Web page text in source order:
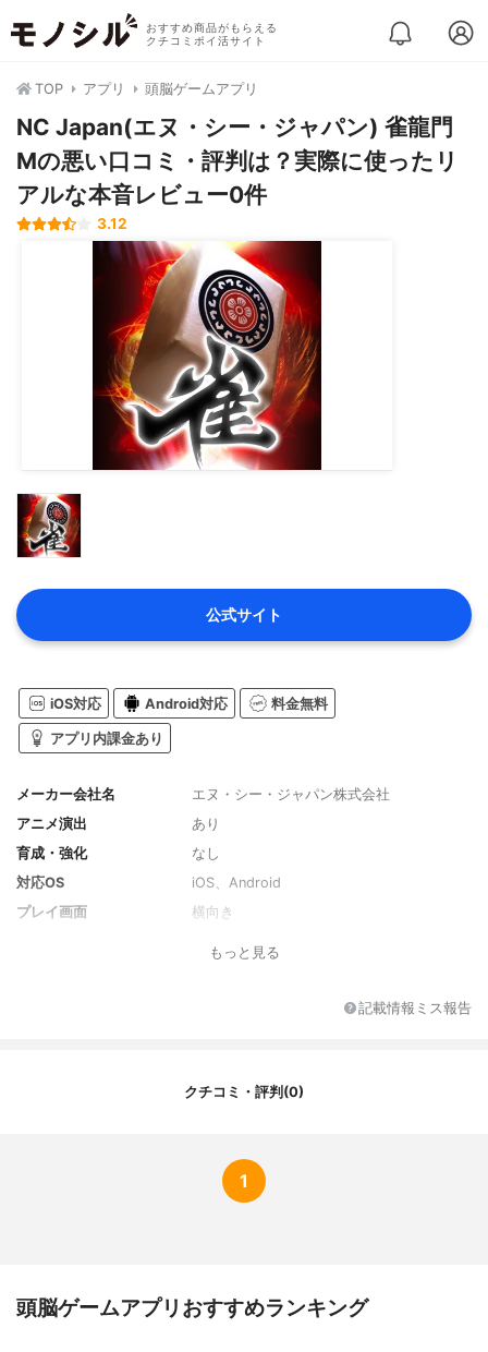
おすすめ商品がもらえる
クチコミポイ活サイト
TOP アプリ 頭脳ゲームアプリ
NC Japan(エヌ・シー・ジャパン) 雀龍門
Mの悪い口コミ・評判は？実際に使ったリ
アルな本音レビュー0件
3.12
公式サイト
iOS対応 Android対応 料金無料
アプリ内課金あり
メーカー会社名
エヌ・シー・ジャパン株式会社
アニメ演出
あり
育成・強化
なし
対応OS
iOS、Android
プレイ画面
横向き
無料（アプリ内課金あり）
もっと見る
記載情報ミス報告
クチコミ・評判(0)
1
頭脳ゲームアプリおすすめランキング